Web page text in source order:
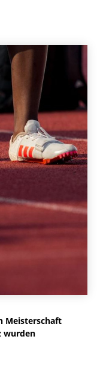
Meisterschaft
wurden